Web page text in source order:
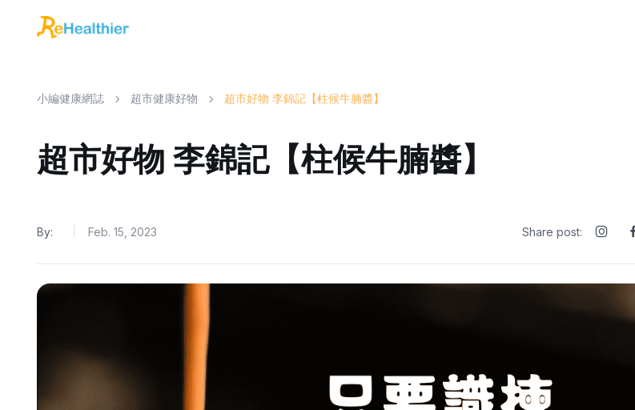
小編健康網誌 超市健康好物 超市好物 李錦記【柱候牛腩醬】
超市好物 李錦記【柱候牛腩醬】
By: Feb. 15, 2023 Share post: